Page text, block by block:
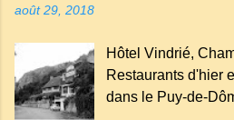
"sans fond" et en
entraînant vers les
malheureux qui
août 29, 2018
Hôtel Vindrié,
Restaurants d'hier
dans le Puy-de-